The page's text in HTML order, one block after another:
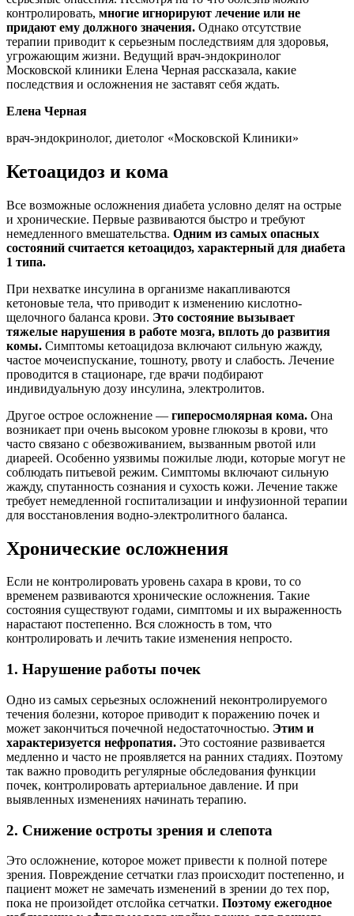
контролировать, многие игнорируют лечение или не
придают ему должного значения. Однако отсутствие
терапии приводит к серьезным последствиям для здоровья,
угрожающим жизни. Ведущий врач-эндокринолог
Московской клиники Елена Черная рассказала, какие
последствия и осложнения не заставят себя ждать.
Елена Черная
врач-эндокринолог, диетолог «Московской Клиники»
Кетоацидоз и кома
Все возможные осложнения диабета условно делят на острые
и хронические. Первые развиваются быстро и требуют
немедленного вмешательства. Одним из самых опасных
состояний считается кетоацидоз, характерный для диабета
1 типа.
При нехватке инсулина в организме накапливаются
кетоновые тела, что приводит к изменению кислотно-
щелочного баланса крови. Это состояние вызывает
тяжелые нарушения в работе мозга, вплоть до развития
комы. Симптомы кетоацидоза включают сильную жажду,
частое мочеиспускание, тошноту, рвоту и слабость. Лечение
проводится в стационаре, где врачи подбирают
индивидуальную дозу инсулина, электролитов.
Другое острое осложнение — гиперосмолярная кома. Она
возникает при очень высоком уровне глюкозы в крови, что
часто связано с обезвоживанием, вызванным рвотой или
диареей. Особенно уязвимы пожилые люди, которые могут не
соблюдать питьевой режим. Симптомы включают сильную
жажду, спутанность сознания и сухость кожи. Лечение также
требует немедленной госпитализации и инфузионной терапии
для восстановления водно-электролитного баланса.
Хронические осложнения
Если не контролировать уровень сахара в крови, то со
временем развиваются хронические осложнения. Такие
состояния существуют годами, симптомы и их выраженность
нарастают постепенно. Вся сложность в том, что
контролировать и лечить такие изменения непросто.
1. Нарушение работы почек
Одно из самых серьезных осложнений неконтролируемого
течения болезни, которое приводит к поражению почек и
может закончиться почечной недостаточностью. Этим и
характеризуется нефропатия. Это состояние развивается
медленно и часто не проявляется на ранних стадиях. Поэтому
так важно проводить регулярные обследования функции
почек, контролировать артериальное давление. И при
выявленных изменениях начинать терапию.
2. Снижение остроты зрения и слепота
Это осложнение, которое может привести к полной потере
зрения. Повреждение сетчатки глаз происходит постепенно, и
пациент может не замечать изменений в зрении до тех пор,
пока не произойдет отслойка сетчатки. Поэтому ежегодное